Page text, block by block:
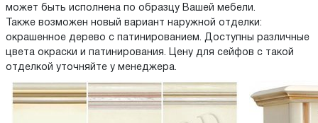
может быть исполнена по образцу Вашей мебели.
Также возможен новый вариант наружной отделки:
окрашенное дерево с патинированием. Доступны различные
цвета окраски и патинирования. Цену для сейфов с такой
отделкой уточняйте у менеджера.